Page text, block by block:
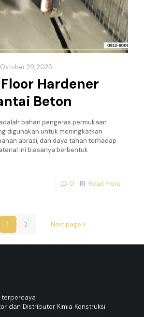
Oktober 29, 2025
Hardener
Beton
bahan pengeras permukaan
digunakan untuk meningkatkan
abrasi, dan daya tahan terhadap
ini biasanya berbentuk
0 Read more
1 2 Next page
terpercaya
dan Distributor Kimia Konstruksi